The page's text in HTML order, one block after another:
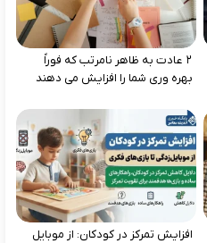
۲ عادت به‌ ظاهر نامرتب که فوراً
بهره‌ وری شما را افزایش می‌ دهند
افزایش تمرکز در کودکان: از موبایل‌